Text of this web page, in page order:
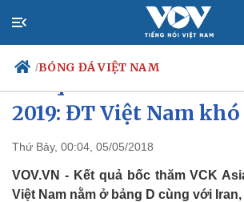
/BÓNG ĐÁ VIỆT NAM
Chính trị
Đảng
Tổ chức nhân sự
Tin 24h
Dự báo
2019: ĐT Việt Nam
Thứ Bảy, 00:04, 05/05/2018
VOV.VN - Kết quả bốc thăm VCK
Việt Nam nằm ở bảng D cùng với Iran,